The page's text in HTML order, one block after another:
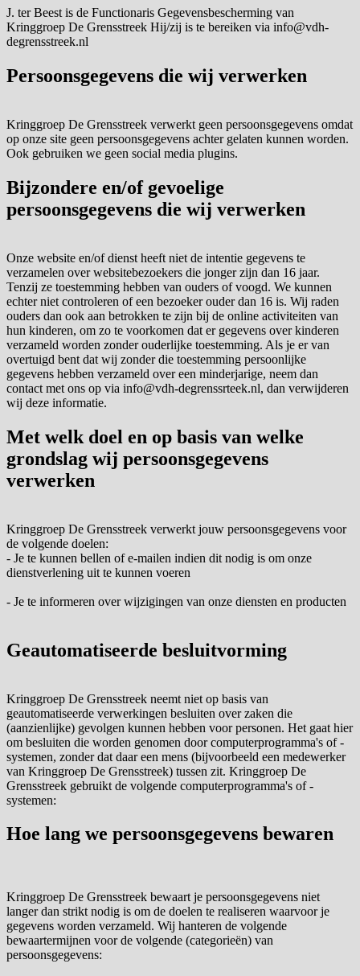
J. ter Beest is de Functionaris Gegevensbescherming van
Kringgroep De Grensstreek Hij/zij is te bereiken via info@vdh-
degrensstreek.nl
Persoonsgegevens die wij verwerken
Kringgroep De Grensstreek verwerkt geen persoonsgegevens omdat
op onze site geen persoonsgegevens achter gelaten kunnen worden.
Ook gebruiken we geen social media plugins.
Bijzondere en/of gevoelige
persoonsgegevens die wij verwerken
Onze website en/of dienst heeft niet de intentie gegevens te
verzamelen over websitebezoekers die jonger zijn dan 16 jaar.
Tenzij ze toestemming hebben van ouders of voogd. We kunnen
echter niet controleren of een bezoeker ouder dan 16 is. Wij raden
ouders dan ook aan betrokken te zijn bij de online activiteiten van
hun kinderen, om zo te voorkomen dat er gegevens over kinderen
verzameld worden zonder ouderlijke toestemming. Als je er van
overtuigd bent dat wij zonder die toestemming persoonlijke
gegevens hebben verzameld over een minderjarige, neem dan
contact met ons op via info@vdh-degrenssrteek.nl, dan verwijderen
wij deze informatie.
Met welk doel en op basis van welke
grondslag wij persoonsgegevens
verwerken
Kringgroep De Grensstreek verwerkt jouw persoonsgegevens voor
de volgende doelen:
- Je te kunnen bellen of e-mailen indien dit nodig is om onze
dienstverlening uit te kunnen voeren
- Je te informeren over wijzigingen van onze diensten en producten
Geautomatiseerde besluitvorming
Kringgroep De Grensstreek neemt niet op basis van
geautomatiseerde verwerkingen besluiten over zaken die
(aanzienlijke) gevolgen kunnen hebben voor personen. Het gaat hier
om besluiten die worden genomen door computerprogramma's of -
systemen, zonder dat daar een mens (bijvoorbeeld een medewerker
van Kringgroep De Grensstreek) tussen zit. Kringgroep De
Grensstreek gebruikt de volgende computerprogramma's of -
systemen:
Hoe lang we persoonsgegevens bewaren
Kringgroep De Grensstreek bewaart je persoonsgegevens niet
langer dan strikt nodig is om de doelen te realiseren waarvoor je
gegevens worden verzameld. Wij hanteren de volgende
bewaartermijnen voor de volgende (categorieën) van
persoonsgegevens: